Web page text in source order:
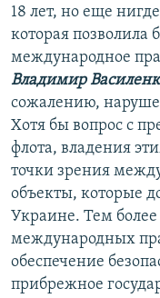
18 лет, но еще
которая позволила
международное
Владимир
сожалению,
Хотя бы вопрос с
флота, владения
точки зрения
объекты, которые
Украине. Тем более
международных
обеспечение
прибрежное